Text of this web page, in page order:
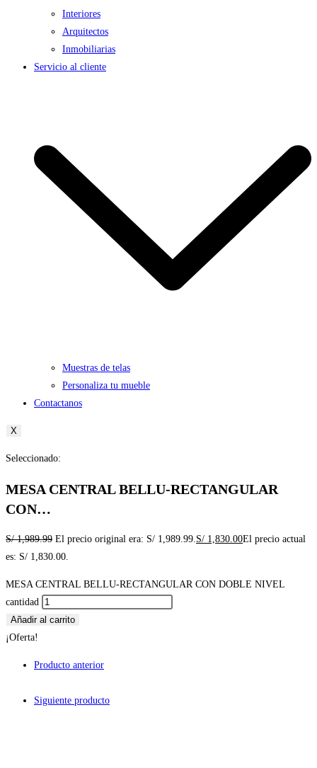
Interiores
Arquitectos
Inmobiliarias
Servicio al cliente
Muestras de telas
Personaliza tu mueble
Contactanos
X
Seleccionado:
MESA CENTRAL BELLU-RECTANGULAR
CON…
S/1,989.99 El precio original era: S/ 1,989.99.S/ 1,830.00El precio actual
es: S/ 1,830.00.
MESA CENTRAL BELLU-RECTANGULAR CON DOBLE NIVEL
cantidad
Añadir al carrito
¡Oferta!
Producto anterior
Siguiente producto